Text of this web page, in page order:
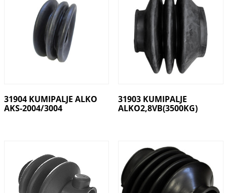
31904 KUMIPALJE ALKO
AKS-2004/3004
31903 KUMIPALJE
ALKO2,8VB(3500KG)